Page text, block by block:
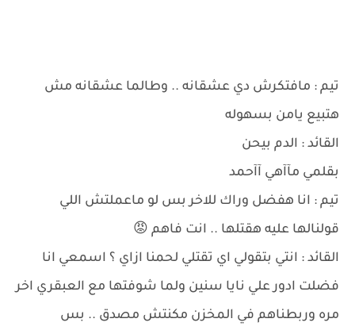
تيم : مافتكرش دي عشقانه .. وطالما عشقانه مش
هتبيع يامن بسهوله
القائد : الدم بيحن
بقلمي مآآهي آآحمد
تيم : انا هفضل وراك للاخر بس لو ماعملتش اللي
قولنالها عليه هقتلها .. انت فاهم 😡
القائد : انتي بتقولي اي تقتلي لحمنا ازاي ؟ اسمعي انا
فضلت ادور علي نايا سنين ولما شوفتها مع العبقري اخر
مره وربطناهم في المخزن مكنتش مصدق .. بس